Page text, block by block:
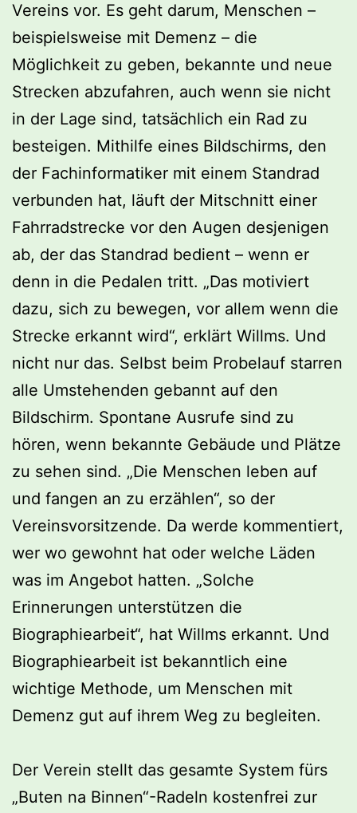
Vereins vor. Es geht darum, Menschen –
beispielsweise mit Demenz – die
Möglichkeit zu geben, bekannte und neue
Strecken abzufahren, auch wenn sie nicht
in der Lage sind, tatsächlich ein Rad zu
besteigen. Mithilfe eines Bildschirms, den
der Fachinformatiker mit einem Standrad
verbunden hat, läuft der Mitschnitt einer
Fahrradstrecke vor den Augen desjenigen
ab, der das Standrad bedient – wenn er
denn in die Pedalen tritt. „Das motiviert
dazu, sich zu bewegen, vor allem wenn die
Strecke erkannt wird“, erklärt Willms. Und
nicht nur das. Selbst beim Probelauf starren
alle Umstehenden gebannt auf den
Bildschirm. Spontane Ausrufe sind zu
hören, wenn bekannte Gebäude und Plätze
zu sehen sind. „Die Menschen leben auf
und fangen an zu erzählen“, so der
Vereinsvorsitzende. Da werde kommentiert,
wer wo gewohnt hat oder welche Läden
was im Angebot hatten. „Solche
Erinnerungen unterstützen die
Biographiearbeit“, hat Willms erkannt. Und
Biographiearbeit ist bekanntlich eine
wichtige Methode, um Menschen mit
Demenz gut auf ihrem Weg zu begleiten.
Der Verein stellt das gesamte System fürs
„Buten na Binnen“-Radeln kostenfrei zur